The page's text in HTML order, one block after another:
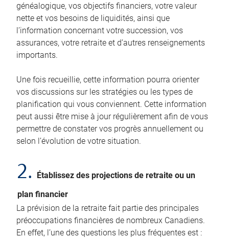
généalogique, vos objectifs financiers, votre valeur
nette et vos besoins de liquidités, ainsi que
l’information concernant votre succession, vos
assurances, votre retraite et d’autres renseignements
importants.
Une fois recueillie, cette information pourra orienter
vos discussions sur les stratégies ou les types de
planification qui vous conviennent. Cette information
peut aussi être mise à jour régulièrement afin de vous
permettre de constater vos progrès annuellement ou
selon l’évolution de votre situation.
2.
Établissez des projections de retraite ou un
plan financier
La prévision de la retraite fait partie des principales
préoccupations financières de nombreux Canadiens.
En effet, l’une des questions les plus fréquentes est :